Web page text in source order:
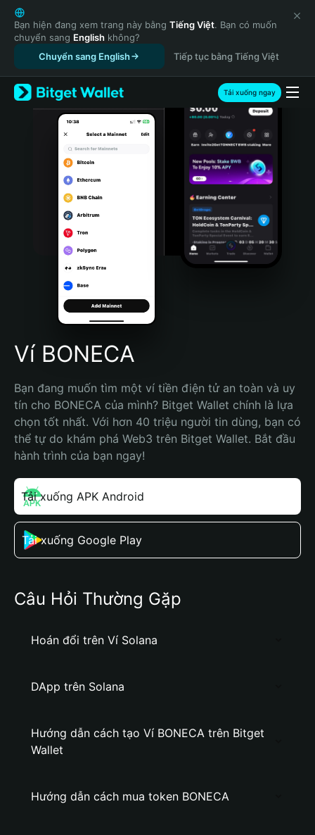
English
日本語
Tiếng Việt
Русский
Español (Latinoamérica)
Türkçe
Italiano
Português (Portugal)
Bahasa Indonesia
Português (Brasil)
Español (Argentina)
Bạn hiện đang xem trang này bằng Tiếng Việt. Bạn có muốn
chuyển sang English không?
Chuyển sang English
Tiếp tục bằng Tiếng Việt
Tải xuống ngay
Ví BONECA
Bạn đang muốn tìm một ví tiền điện tử an toàn và uy
tín cho BONECA của mình? Bitget Wallet chính là lựa
chọn tốt nhất. Với hơn 40 triệu người tin dùng, bạn có
thể tự do khám phá Web3 trên Bitget Wallet. Bắt đầu
hành trình của bạn ngay!
Tải xuống APK Android
Tải xuống Google Play
Câu Hỏi Thường Gặp
Hoán đổi trên Ví Solana
DApp trên Solana
Hướng dẫn cách tạo Ví BONECA trên Bitget
Wallet
Hướng dẫn cách mua token BONECA